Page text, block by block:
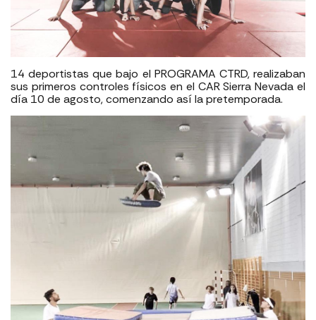
14 deportistas que bajo el PROGRAMA CTRD, realizaban
sus primeros controles físicos en el CAR Sierra Nevada el
día 10 de agosto, comenzando así la pretemporada.